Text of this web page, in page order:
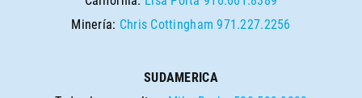
Minería: Chris Cottingham 971.227.2256
SUDAMERICA